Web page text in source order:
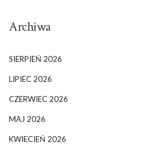
Archiwa
SIERPIEŃ 2026
LIPIEC 2026
CZERWIEC 2026
MAJ 2026
KWIECIEŃ 2026